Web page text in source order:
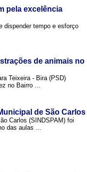
pela excelência
dispender tempo e esforço
de animais no
Teixeira - Bira (PSD)
no Bairro ...
de São Carlos
Carlos (SINDSPAM) foi
das aulas ...